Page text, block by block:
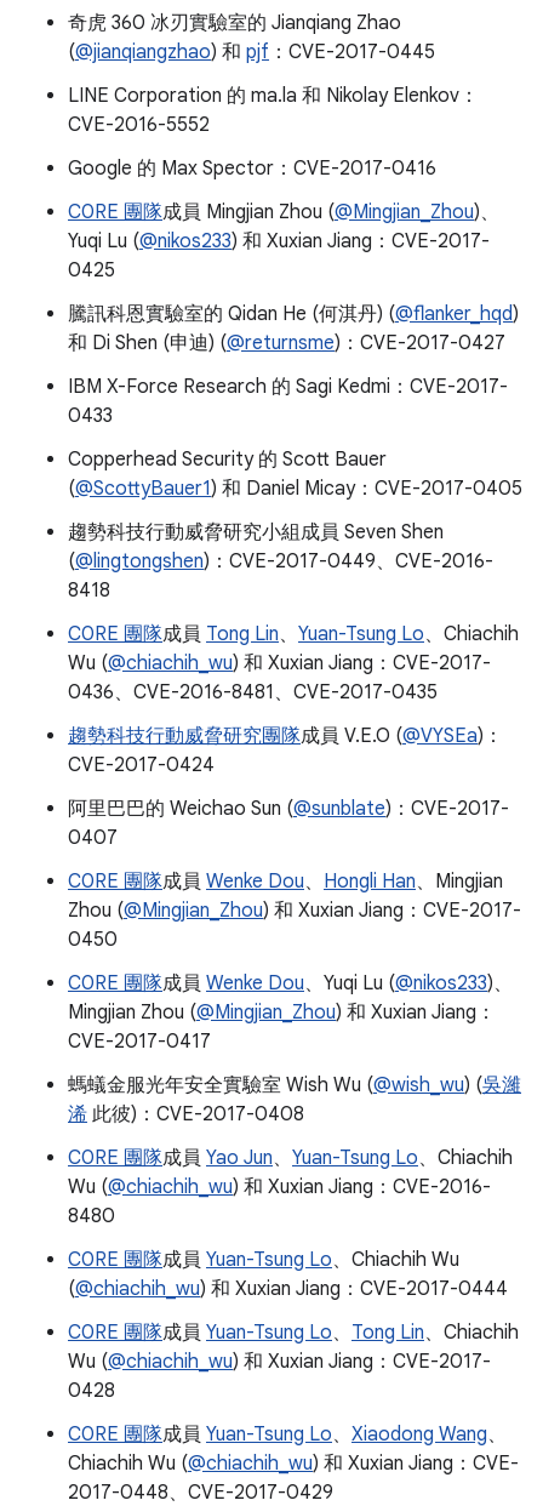
奇虎 360 冰刃實驗室的 Jianqiang Zhao
(@jianqiangzhao) 和 pjf ：CVE-2017-0445
LINE Corporation 的 ma.la 和 Nikolay Elenkov：
CVE-2016-5552
Google 的 Max Spector：CVE-2017-0416
C0RE 團隊成員 Mingjian Zhou (@Mingjian_Zhou)、
Yuqi Lu (@nikos233) 和 Xuxian Jiang：CVE-2017-
0425
騰訊科恩實驗室的 Qidan He (何淇丹) (@flanker_hqd)
和 Di Shen (申迪) (@returnsme)：CVE-2017-0427
IBM X-Force Research 的 Sagi Kedmi：CVE-2017-
0433
Copperhead Security 的 Scott Bauer
(@ScottyBauer1) 和 Daniel Micay：CVE-2017-0405
趨勢科技行動威脅研究小組成員 Seven Shen
(@lingtongshen)：CVE-2017-0449、CVE-2016-
8418
C0RE 團隊成員 Tong Lin、 Yuan-Tsung Lo、Chiachih
Wu (@chiachih_wu) 和 Xuxian Jiang：CVE-2017-
0436、CVE-2016-8481、CVE-2017-0435
趨勢科技行動威脅研究團隊成員 V.E.O (@VYSEa)：
CVE-2017-0424
阿里巴巴的 Weichao Sun (@sunblate)：CVE-2017-
0407
C0RE 團隊成員 Wenke Dou、 Hongli Han、Mingjian
Zhou (@Mingjian_Zhou) 和 Xuxian Jiang：CVE-2017-
0450
C0RE 團隊成員 Wenke Dou、Yuqi Lu (@nikos233)、
Mingjian Zhou (@Mingjian_Zhou) 和 Xuxian Jiang：
CVE-2017-0417
螞蟻金服光年安全實驗室 Wish Wu (@wish_wu) (吳濰
浠 此彼)：CVE-2017-0408
C0RE 團隊成員 Yao Jun、 Yuan-Tsung Lo、Chiachih
Wu (@chiachih_wu) 和 Xuxian Jiang：CVE-2016-
8480
C0RE 團隊成員 Yuan-Tsung Lo、Chiachih Wu
(@chiachih_wu) 和 Xuxian Jiang：CVE-2017-0444
C0RE 團隊成員 Yuan-Tsung Lo、 Tong Lin、Chiachih
Wu (@chiachih_wu) 和 Xuxian Jiang：CVE-2017-
0428
C0RE 團隊成員 Yuan-Tsung Lo、 Xiaodong Wang、
Chiachih Wu (@chiachih_wu) 和 Xuxian Jiang：CVE-
2017-0448、CVE-2017-0429